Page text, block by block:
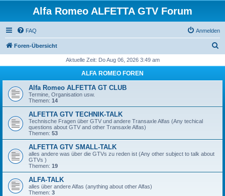
Alfa Romeo ALFETTA GTV Forum
FAQ Anmelden
Foren-Übersicht
h
Aktuelle Zeit: Do Aug 06, 2026 3:49 am
ALFA ROMEO FOREN
Alfa Romeo ALFETTA GT CLUB
Termine, Organisation usw.
Themen: 14
ALFETTA GTV TECHNIK-TALK
Technische Fragen über GTV und andere Transaxle Alfas (Any techical
questions about GTV and other Transaxle Alfas)
Themen: 53
ALFETTA GTV SMALL-TALK
alles andere was über die GTVs zu reden ist (Any other subject to talk about
GTVs )
Themen: 19
ALFA-TALK
alles über andere Alfas (anything about other Alfas)
Themen: 3